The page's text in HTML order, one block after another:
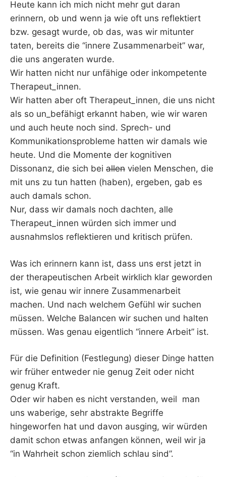
Heute kann ich mich nicht mehr gut daran
erinnern, ob und wenn ja wie oft uns reflektiert
bzw. gesagt wurde, ob das, was wir mitunter
taten, bereits die “innere Zusammenarbeit” war,
die uns angeraten wurde.
Wir hatten nicht nur unfähige oder inkompetente
Therapeut_innen.
Wir hatten aber oft Therapeut_innen, die uns nicht
als so un_befähigt erkannt haben, wie wir waren
und auch heute noch sind. Sprech- und
Kommunikationsprobleme hatten wir damals wie
heute. Und die Momente der kognitiven
Dissonanz, die sich bei allen vielen Menschen, die
mit uns zu tun hatten (haben), ergeben, gab es
auch damals schon.
Nur, dass wir damals noch dachten, alle
Therapeut_innen würden sich immer und
ausnahmslos reflektieren und kritisch prüfen.
Was ich erinnern kann ist, dass uns erst jetzt in
der therapeutischen Arbeit wirklich klar geworden
ist, wie genau wir innere Zusammenarbeit
machen. Und nach welchem Gefühl wir suchen
müssen. Welche Balancen wir suchen und halten
müssen. Was genau eigentlich “innere Arbeit” ist.
Für die Definition (Festlegung) dieser Dinge hatten
wir früher entweder nie genug Zeit oder nicht
genug Kraft.
Oder wir haben es nicht verstanden, weil man
uns waberige, sehr abstrakte Begriffe
hingeworfen hat und davon ausging, wir würden
damit schon etwas anfangen können, weil wir ja
“in Wahrheit schon ziemlich schlau sind”.